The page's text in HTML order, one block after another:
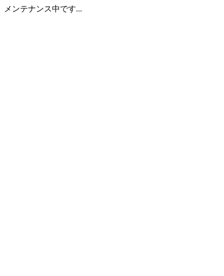
メンテナンス中です...